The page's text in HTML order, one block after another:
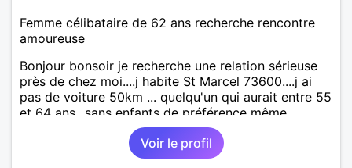
Femme célibataire de 62 ans recherche rencontre
amoureuse
Bonjour bonsoir je recherche une relation sérieuse
près de chez moi....j habite St Marcel 73600....j ai
pas de voiture 50km ... quelqu'un qui aurait entre 55
et 64 ans...sans enfants de préférence même
adultes et qui n aurait garder aucun contact avec
une où plusieurs ex...si vous correspondez à ma
recherche ecrivez moi je vous répondrai...
Voir le profil